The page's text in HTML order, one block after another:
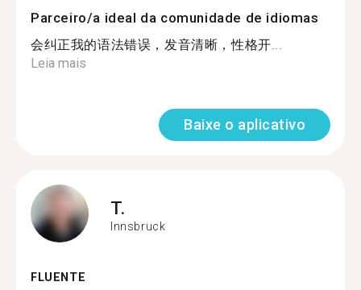
Parceiro/a ideal da comunidade de idiomas
会纠正我的语法错误，发音清晰，性格开...
Leia mais
Baixe o aplicativo
T.
Innsbruck
FLUENTE